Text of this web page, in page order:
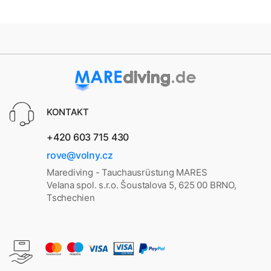
KONTAKT
+420 603 715 430
rove@volny.cz
Marediving - Tauchausrüstung MARES
Velana spol. s.r.o. Šoustalova 5, 625 00 BRNO,
Tschechien